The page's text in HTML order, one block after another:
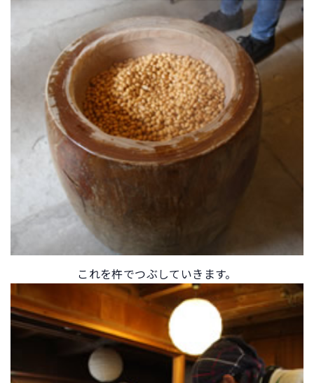
これを杵でつぶしていきます。